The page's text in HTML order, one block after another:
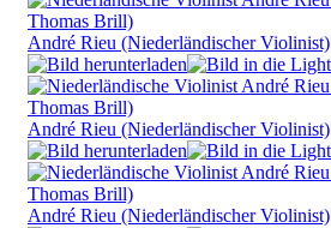
André Rieu (Niederländischer Violinist)
André Rieu (Niederländischer Violinist)
André Rieu (Niederländischer Violinist)